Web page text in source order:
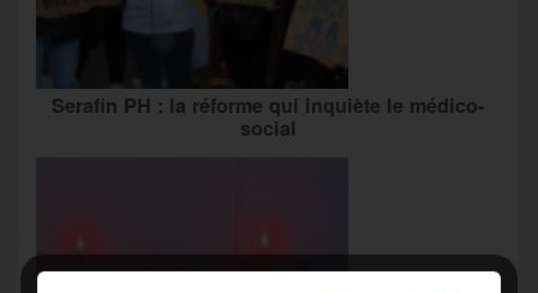
Serafin PH : la réforme qui inquiète le médico-
social